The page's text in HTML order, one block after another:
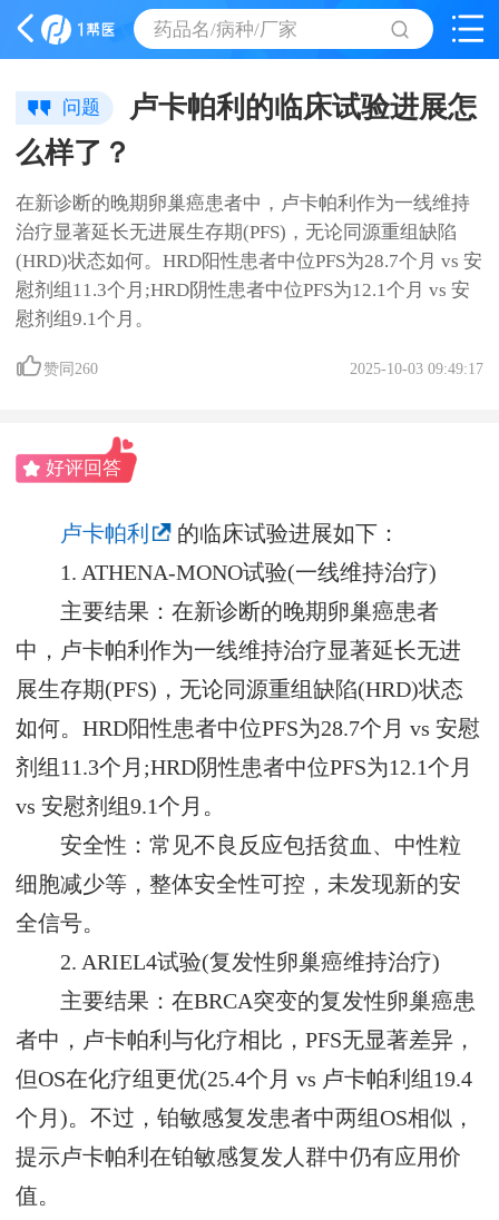
药品名/病种/厂家
问题
卢卡帕利的临床试验进展怎
么样了？
在新诊断的晚期卵巢癌患者中，卢卡帕利作为一线维持
治疗显著延长无进展生存期(PFS)，无论同源重组缺陷
(HRD)状态如何。HRD阳性患者中位PFS为28.7个月 vs 安
慰剂组11.3个月;HRD阴性患者中位PFS为12.1个月 vs 安
慰剂组9.1个月。
赞同260 2025-10-03 09:49:17
好评回答
卢卡帕利
的临床试验进展如下：
1. ATHENA-MONO试验(一线维持治疗)
主要结果：在新诊断的晚期卵巢癌患者
中，卢卡帕利作为一线维持治疗显著延长无进
展生存期(PFS)，无论同源重组缺陷(HRD)状态
如何。HRD阳性患者中位PFS为28.7个月 vs 安慰
剂组11.3个月;HRD阴性患者中位PFS为12.1个月
vs 安慰剂组9.1个月。
安全性：常见不良反应包括贫血、中性粒
细胞减少等，整体安全性可控，未发现新的安
全信号。
2. ARIEL4试验(复发性卵巢癌维持治疗)
主要结果：在BRCA突变的复发性卵巢癌患
者中，卢卡帕利与化疗相比，PFS无显著差异，
但OS在化疗组更优(25.4个月 vs 卢卡帕利组19.4
个月)。不过，铂敏感复发患者中两组OS相似，
提示卢卡帕利在铂敏感复发人群中仍有应用价
值。